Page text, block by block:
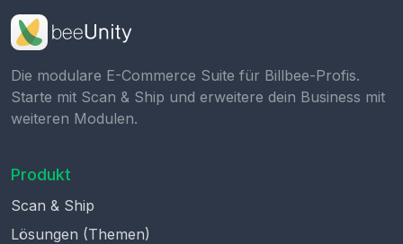
Die modulare E-Commerce Suite für Billbee-Profis.
Starte mit Scan & Ship und erweitere dein Business mit
weiteren Modulen.
Produkt
Scan & Ship
Lösungen (Themen)